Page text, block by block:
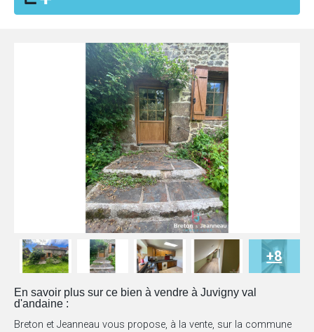
+8
En savoir plus sur ce bien à vendre à Juvigny val
d'andaine :
Breton et Jeanneau vous propose, à la vente, sur la commune